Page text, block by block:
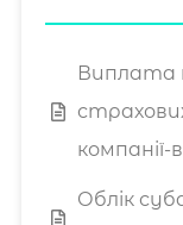
Виплата
Облік